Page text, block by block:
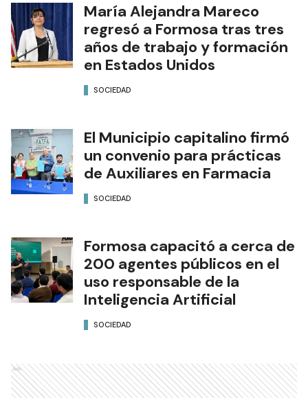
María Alejandra Mareco
regresó a Formosa tras tres
años de trabajo y formación
en Estados Unidos
SOCIEDAD
El Municipio capitalino firmó
un convenio para prácticas
de Auxiliares en Farmacia
SOCIEDAD
Formosa capacitó a cerca de
200 agentes públicos en el
uso responsable de la
Inteligencia Artificial
SOCIEDAD
Ads